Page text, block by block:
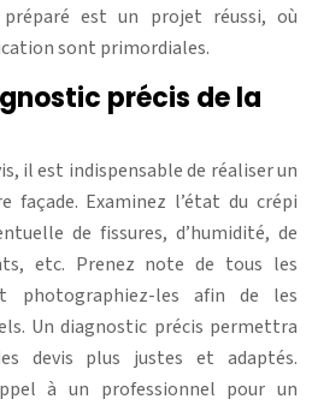
est un projet réussi, où
sont primordiales.
précis de la
il est indispensable de réaliser un
façade. Examinez l’état du crépi
de fissures, d’humidité, de
etc. Prenez note de tous les
photographiez-les afin de les
Un diagnostic précis permettra
devis plus justes et adaptés.
à un professionnel pour un